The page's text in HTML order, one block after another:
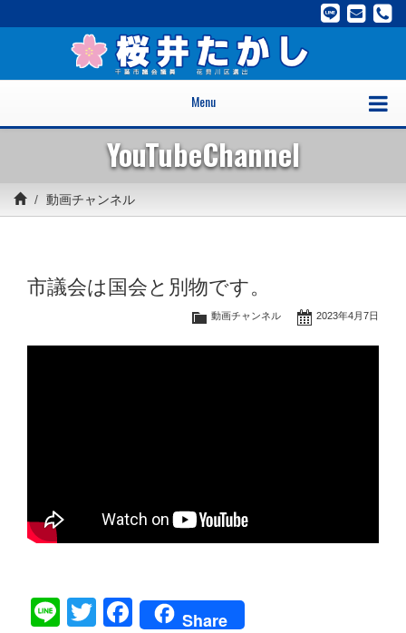
Menu
YouTubeChannel
動画チャンネル
市議会は国会と別物です。
2023年4月7日
動画チャンネル
LineTwitterFacebook
Share